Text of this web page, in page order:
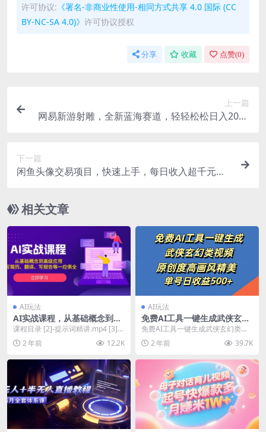
许可协议: 《署名-非商业性使用-相同方式共享 4.0 国际 (CC
BY-NC-SA 4.0)》 许可协议授权
分享 收藏 点赞(0)
上一篇
网易新游射雕，全新蓝海赛道，轻轻松松日入2000
下一篇
闲鱼头像交易项目，快速上手，每日收入超千元，
相关文章
AI玩法
AI实战课程，从基础概念到高
级应用，如写简历、翻译、写
课程目录 [2]-提示词精讲.mp4 [3]-
头像和璧纸.mp4 [4]-插画....
2 年前 12.2K
AI玩法
免费AI工具一键生成武侠玄幻
类视频，原创度高画风精美，
免费AI工具一键生成武侠玄幻类视
频，原创度高画风精美，单号日收
益几张【揭秘】 这...
2 年前 39.7K